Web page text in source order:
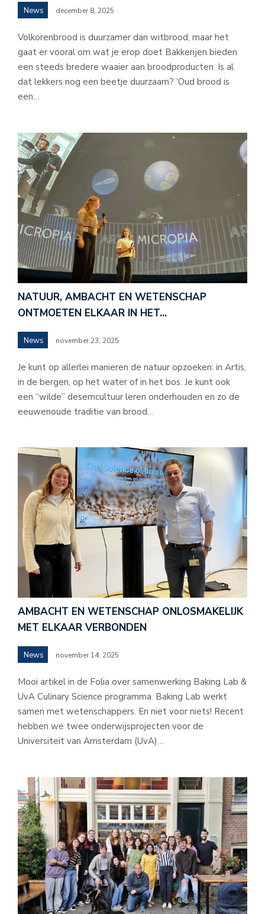
News december 8, 2025
Volkorenbrood is duurzamer dan witbrood, maar het
gaat er vooral om wat je erop doet Bakkerijen bieden
een steeds bredere waaier aan broodproducten. Is al
dat lekkers nog een beetje duurzaam? ‘Oud brood is
een…
NATUUR, AMBACHT EN WETENSCHAP
ONTMOETEN ELKAAR IN HET…
News november 23, 2025
Je kunt op allerlei manieren de natuur opzoeken: in Artis,
in de bergen, op het water of in het bos. Je kunt ook
een “wilde” desemcultuur leren onderhouden en zo de
eeuwenoude traditie van brood…
AMBACHT EN WETENSCHAP ONLOSMAKELIJK
MET ELKAAR VERBONDEN
News november 14, 2025
Mooi artikel in de Folia over samenwerking Baking Lab &
UvA Culinary Science programma. Baking Lab werkt
samen met wetenschappers. En niet voor niets! Recent
hebben we twee onderwijsprojecten voor de
Universiteit van Amsterdam (UvA)…